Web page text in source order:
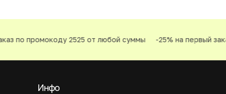
по промокоду 2525 от любой суммы -25% на первый
Инфо